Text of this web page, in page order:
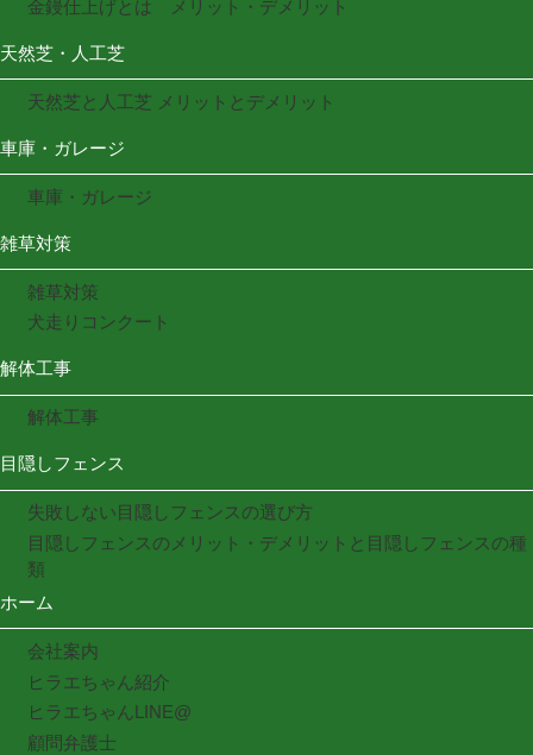
金鏝仕上げとは メリット・デメリット
天然芝・人工芝
天然芝と人工芝 メリットとデメリット
車庫・ガレージ
車庫・ガレージ
雑草対策
雑草対策
犬走りコンクート
解体工事
解体工事
目隠しフェンス
失敗しない目隠しフェンスの選び方
目隠しフェンスのメリット・デメリットと目隠しフェンスの種
類
ホーム
会社案内
ヒラエちゃん紹介
ヒラエちゃんLINE@
顧問弁護士